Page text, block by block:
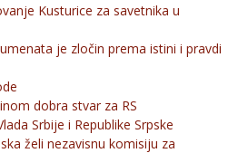
Kusturice za savetnika u
je zločin prema istini i pravdi
dobra stvar za RS
Srbije i Republike Srpske
želi nezavisnu komisiju za